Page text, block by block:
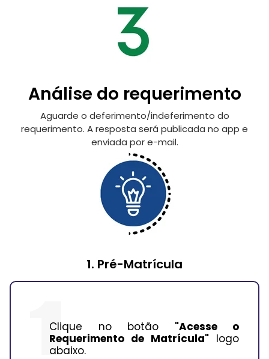
Análise do requerimento
Aguarde o deferimento/indeferimento do
requerimento. A resposta será publicada no app e
enviada por e-mail.
1. Pré-Matrícula
Clique no botão "Acesse o
Requerimento de Matrícula" logo
abaixo.